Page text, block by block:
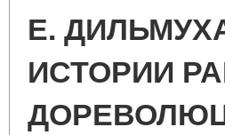
Е.
ИСТОРИИ